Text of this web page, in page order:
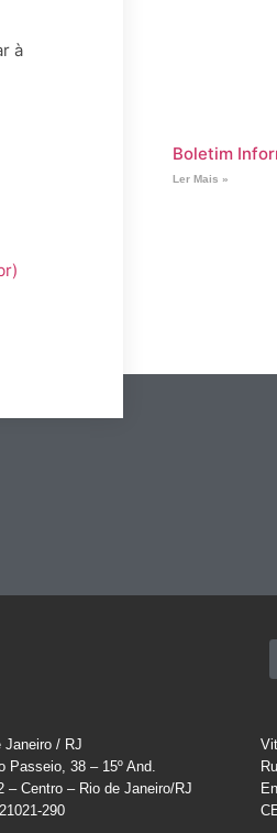
à
Boletim
Ler Mais »
Janeiro / RJ
Passeio, 38 – 15º And.
– Centro – Rio de Janeiro/RJ
290